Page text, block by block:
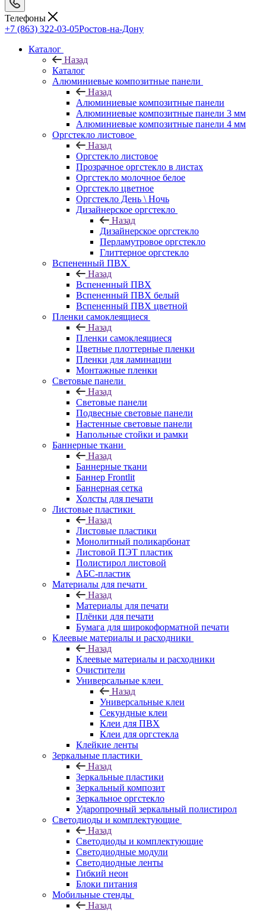
Телефоны
+7 (863) 322-03-05Ростов-на-Дону
Каталог
Назад
Каталог
Алюминиевые композитные панели
Назад
Алюминиевые композитные панели
Алюминиевые композитные панели 3 мм
Алюминиевые композитные панели 4 мм
Оргстекло листовое
Назад
Оргстекло листовое
Прозрачное оргстекло в листах
Оргстекло молочное белое
Оргстекло цветное
Оргстекло День \ Ночь
Дизайнерское оргстекло
Назад
Дизайнерское оргстекло
Перламутровое оргстекло
Глиттерное оргстекло
Вспененный ПВХ
Назад
Вспененный ПВХ
Вспененный ПВХ белый
Вспененный ПВХ цветной
Пленки самоклеящиеся
Назад
Пленки самоклеящиеся
Цветные плоттерные пленки
Пленки для ламинации
Монтажные пленки
Световые панели
Назад
Световые панели
Подвесные световые панели
Настенные световые панели
Напольные стойки и рамки
Баннерные ткани
Назад
Баннерные ткани
Баннер Frontlit
Баннерная сетка
Холсты для печати
Листовые пластики
Назад
Листовые пластики
Монолитный поликарбонат
Листовой ПЭТ пластик
Полистирол листовой
АБС-пластик
Материалы для печати
Назад
Материалы для печати
Плёнки для печати
Бумага для широкоформатной печати
Клеевые материалы и расходники
Назад
Клеевые материалы и расходники
Очистители
Универсальные клеи
Назад
Универсальные клеи
Секундные клеи
Клеи для ПВХ
Клеи для оргстекла
Клейкие ленты
Зеркальные пластики
Назад
Зеркальные пластики
Зеркальный композит
Зеркальное оргстекло
Ударопрочный зеркальный полистирол
Светодиоды и комплектующие
Назад
Светодиоды и комплектующие
Светодиодные модули
Светодиодные ленты
Гибкий неон
Блоки питания
Мобильные стенды
Назад